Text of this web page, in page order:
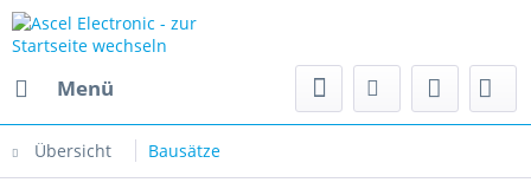
Menü
Übersicht Bausätze